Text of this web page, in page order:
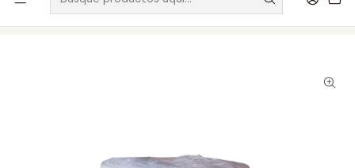
Inicio
Toalla Papel XL 400 Hojas Don Aurelio